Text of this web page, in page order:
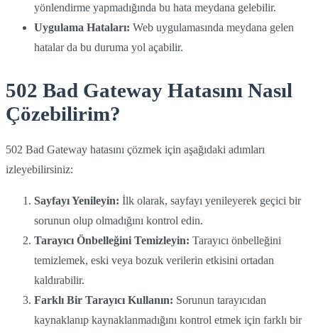
yönlendirme yapmadığında bu hata meydana gelebilir.
Uygulama Hataları: Web uygulamasında meydana gelen
hatalar da bu duruma yol açabilir.
502 Bad Gateway Hatasını Nasıl
Çözebilirim?
502 Bad Gateway hatasını çözmek için aşağıdaki adımları
izleyebilirsiniz:
Sayfayı Yenileyin: İlk olarak, sayfayı yenileyerek geçici bir
sorunun olup olmadığını kontrol edin.
Tarayıcı Önbelleğini Temizleyin: Tarayıcı önbelleğini
temizlemek, eski veya bozuk verilerin etkisini ortadan
kaldırabilir.
Farklı Bir Tarayıcı Kullanın: Sorunun tarayıcıdan
kaynaklanıp kaynaklanmadığını kontrol etmek için farklı bir